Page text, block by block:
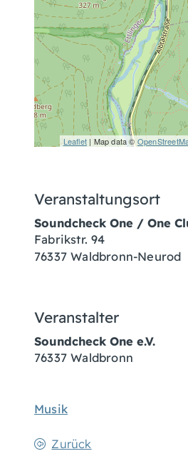
Leaflet| Map data ©
Veranstaltungsort
Soundcheck One / One
Fabrikstr. 94
76337 Waldbronn-Neurod
Veranstalter
Soundcheck One e.V.
76337 Waldbronn
Musik
Zurück